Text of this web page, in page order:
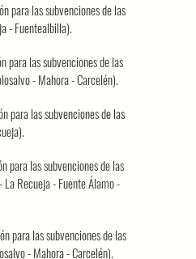
para las subvenciones de las
- Fuentealbilla).
para las subvenciones de las
- Mahora - Carcelén).
para las subvenciones de las
para las subvenciones de las
Recueja - Fuente Álamo -
para las subvenciones de las
- Mahora - Carcelén).